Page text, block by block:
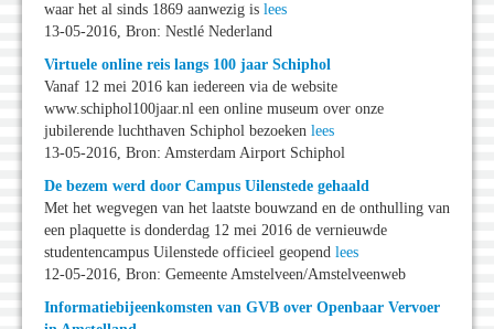
waar het al sinds 1869 aanwezig is lees
13-05-2016, Bron: Nestlé Nederland
Virtuele online reis langs 100 jaar Schiphol
Vanaf 12 mei 2016 kan iedereen via de website
www.schiphol100jaar.nl een online museum over onze
jubilerende luchthaven Schiphol bezoeken lees
13-05-2016, Bron: Amsterdam Airport Schiphol
De bezem werd door Campus Uilenstede gehaald
Met het wegvegen van het laatste bouwzand en de onthulling van
een plaquette is donderdag 12 mei 2016 de vernieuwde
studentencampus Uilenstede officieel geopend lees
12-05-2016, Bron: Gemeente Amstelveen/Amstelveenweb
Informatiebijeenkomsten van GVB over Openbaar Vervoer